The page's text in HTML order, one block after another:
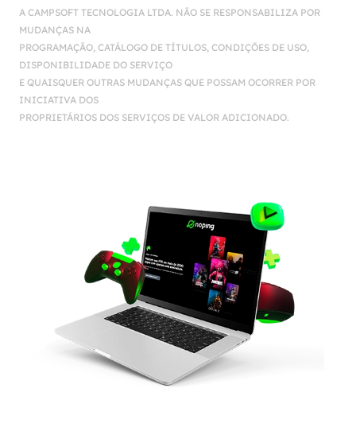
A CAMPSOFT TECNOLOGIA LTDA. NÃO SE RESPONSABILIZA POR
MUDANÇAS NA
PROGRAMAÇÃO, CATÁLOGO DE TÍTULOS, CONDIÇÕES DE USO,
DISPONIBILIDADE DO SERVIÇO
E QUAISQUER OUTRAS MUDANÇAS QUE POSSAM OCORRER POR
INICIATIVA DOS
PROPRIETÁRIOS DOS SERVIÇOS DE VALOR ADICIONADO.